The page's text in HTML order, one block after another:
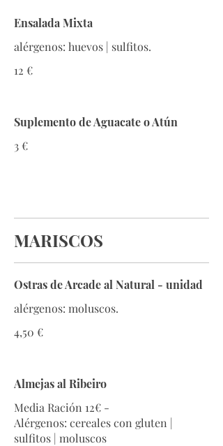
Ensalada Mixta
alérgenos: huevos | sulfitos.
12 €
Suplemento de Aguacate o Atún
3 €
MARISCOS
Ostras de Arcade al Natural - unidad
alérgenos: moluscos.
4,50 €
Almejas al Ribeiro
Media Ración 12€ -
Alérgenos: cereales con gluten |
sulfitos | moluscos